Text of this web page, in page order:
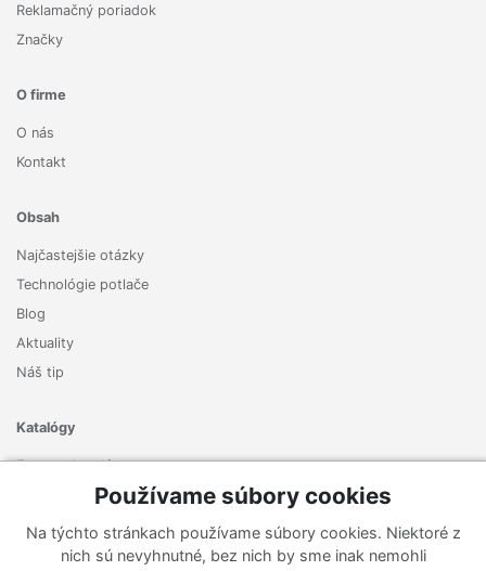
Reklamačný poriadok
Značky
O firme
O nás
Kontakt
Obsah
Najčastejšie otázky
Technológie potlače
Blog
Aktuality
Náš tip
Katalógy
Zoznam katalógov
Zaregistrujte sa k odberu nášho newslettera a nenechajte si
Používame súbory cookies
Na týchto stránkach používame súbory cookies. Niektoré z
nich sú nevyhnutné, bez nich by sme inak nemohli